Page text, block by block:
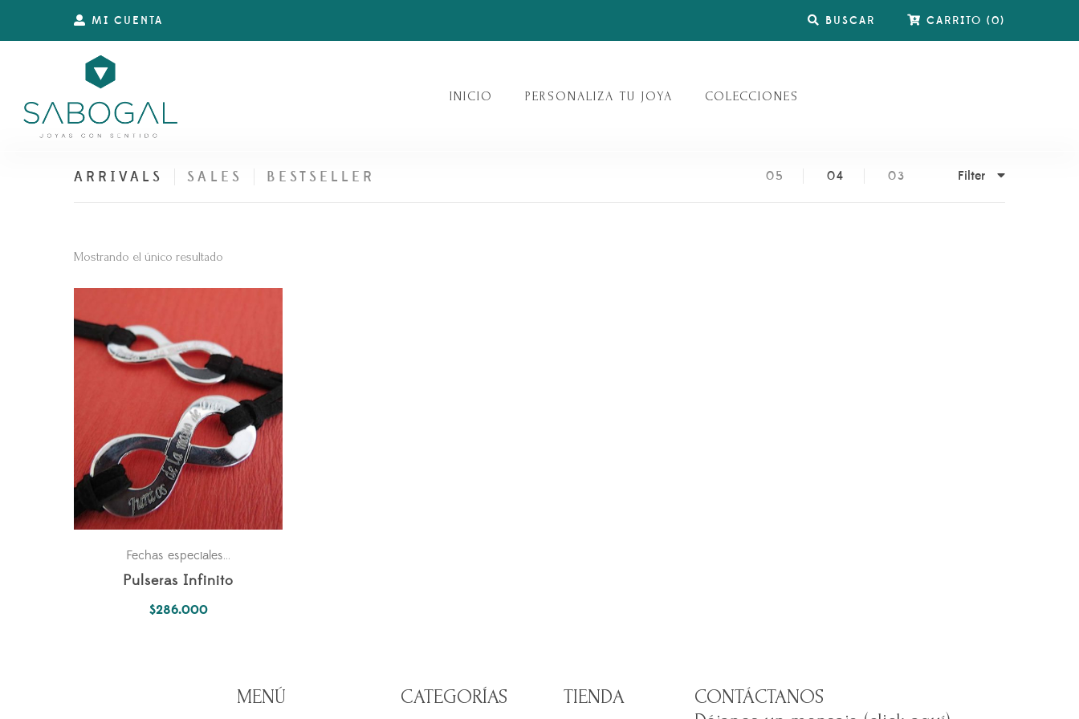
MI CUENTA BUSCAR CARRITO (0)
INICIO PERSONALIZA TU JOYA COLECCIONES
ARRIVALS SALES BESTSELLER 05 04 03 Filter
Mostrando el único resultado
Fechas especiales
,Para los dos
Pulseras Infinito
$286.000
MENÚ CATEGORÍAS TIENDA
CONTÁCTANOS